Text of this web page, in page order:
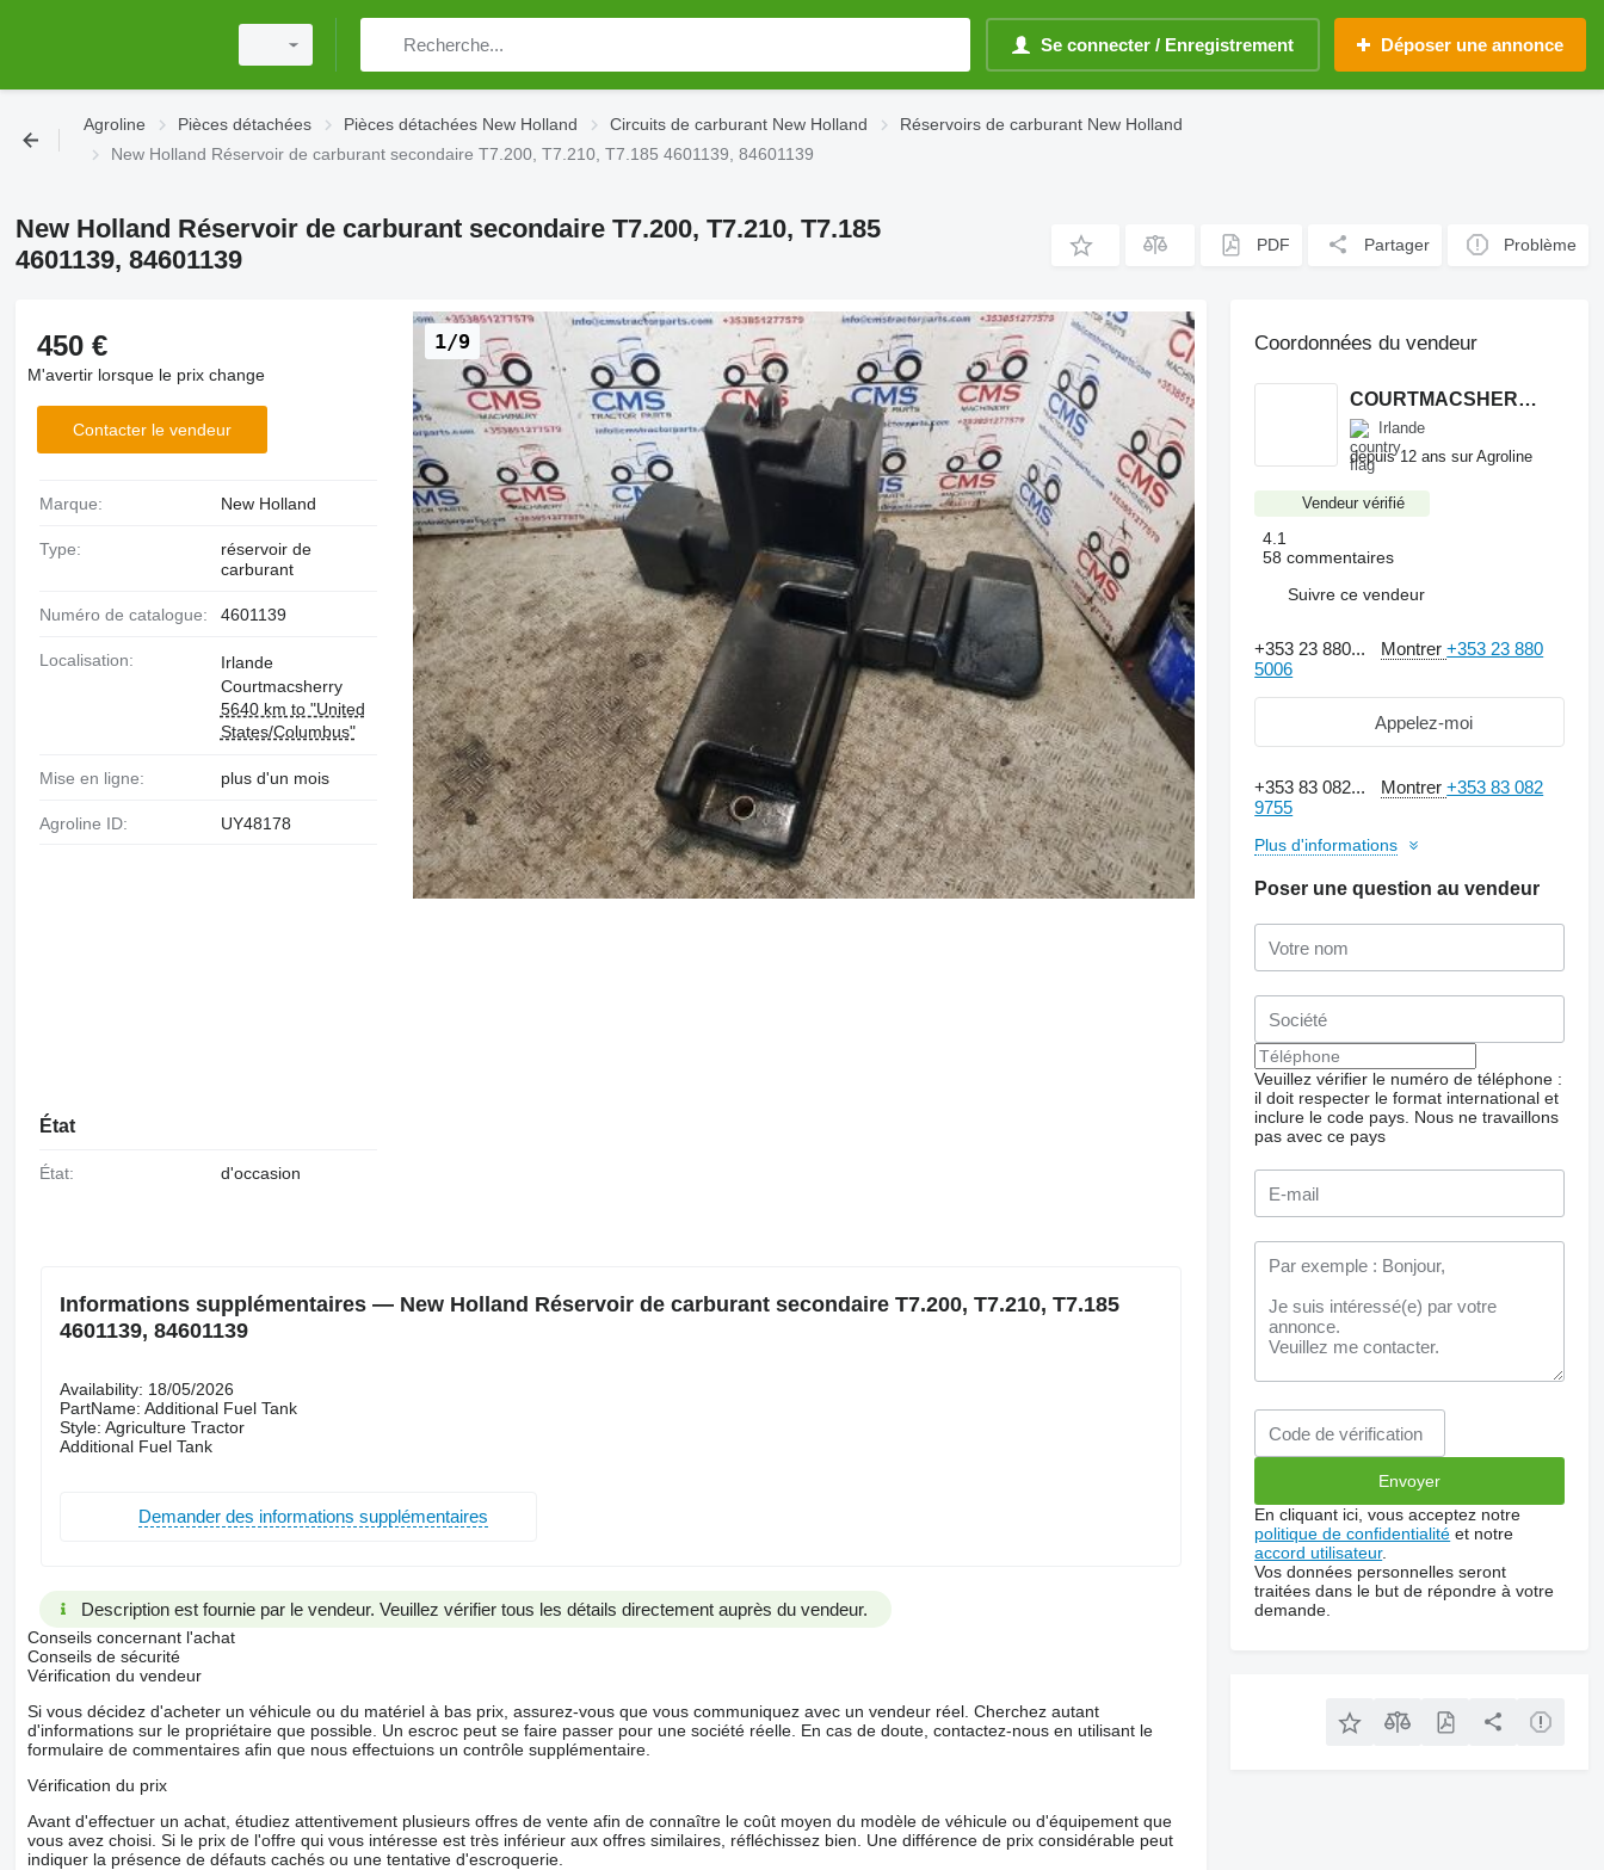
Se connecter / Enregistrement Déposer une annonce
Agroline Pièces détachées Pièces détachées New Holland Circuits de carburant New Holland
Réservoirs de carburant New Holland
New Holland Réservoir de carburant secondaire T7.200, T7.210, T7.185 4601139, 84601139
New Holland Réservoir de carburant secondaire T7.200, T7.210, T7.185
4601139, 84601139
PDF Partager Problème
1/9
450 €
M'avertir lorsque le prix change
Contacter le vendeur
Marque: New Holland
Type:
réservoir de
carburant
Numéro de catalogue: 4601139
Localisation:
Irlande
Courtmacsherry
5640 km to "United
States/Columbus"
Mise en ligne: plus d'un mois
Agroline ID: UY48178
État
État: d'occasion
Informations supplémentaires — New Holland Réservoir de carburant secondaire T7.200, T7.210, T7.185
4601139, 84601139
Availability: 18/05/2026
PartName: Additional Fuel Tank
Style: Agriculture Tractor
Additional Fuel Tank
Demander des informations supplémentaires
Description est fournie par le vendeur. Veuillez vérifier tous les détails directement auprès du vendeur.
Conseils concernant l'achat
Conseils de sécurité
Vérification du vendeur
Si vous décidez d'acheter un véhicule ou du matériel à bas prix, assurez-vous que vous communiquez avec un vendeur réel. Cherchez autant
d'informations sur le propriétaire que possible. Un escroc peut se faire passer pour une société réelle. En cas de doute, contactez-nous en utilisant le
formulaire de commentaires afin que nous effectuions un contrôle supplémentaire.
Vérification du prix
Avant d'effectuer un achat, étudiez attentivement plusieurs offres de vente afin de connaître le coût moyen du modèle de véhicule ou d'équipement que
vous avez choisi. Si le prix de l'offre qui vous intéresse est très inférieur aux offres similaires, réfléchissez bien. Une différence de prix considérable peut
indiquer la présence de défauts cachés ou une tentative d'escroquerie.
Coordonnées du vendeur
COURTMACSHERRY MACHINERY LTD
Irlande
depuis 12 ans sur Agroline
Vendeur vérifié
4.1
58 commentaires
Suivre ce vendeur
+353 23 880... Montrer+353 23 880
5006
Appelez-moi
+353 83 082... Montrer+353 83 082
9755
Plus d'informations
Poser une question au vendeur
Veuillez vérifier le numéro de téléphone :
il doit respecter le format international et
inclure le code pays. Nous ne travaillons
pas avec ce pays
En cliquant ici, vous acceptez notre
politique de confidentialité et notre
accord utilisateur.
Vos données personnelles seront
traitées dans le but de répondre à votre
demande.